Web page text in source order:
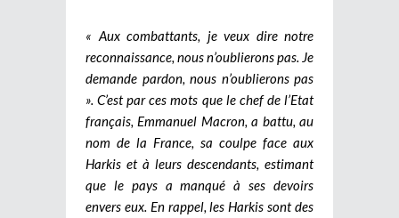
« Aux combattants, je veux dire notre
reconnaissance, nous n’oublierons pas. Je
demande pardon, nous n’oublierons pas
». C’est par ces mots que le chef de l’Etat
français, Emmanuel Macron, a battu, au
nom de la France, sa coulpe face aux
Harkis et à leurs descendants, estimant
que le pays a manqué à ses devoirs
envers eux. En rappel, les Harkis sont des